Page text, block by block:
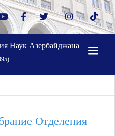
Наук Азербайджана
Отделения